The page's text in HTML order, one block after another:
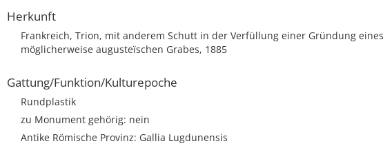
Herkunft
Frankreich, Trion, mit anderem Schutt in der Verfüllung einer Gründung eines
möglicherweise augusteïschen Grabes, 1885
Gattung/Funktion/Kulturepoche
Rundplastik
zu Monument gehörig: nein
Antike Römische Provinz: Gallia Lugdunensis